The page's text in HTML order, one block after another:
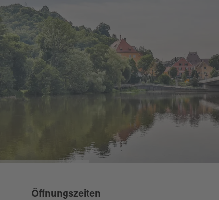
Öffnungszeiten